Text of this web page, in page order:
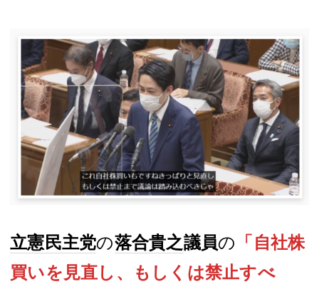
立憲民主党の落合貴之議員の 「自社株
買いを見直し、もしくは禁止すべ